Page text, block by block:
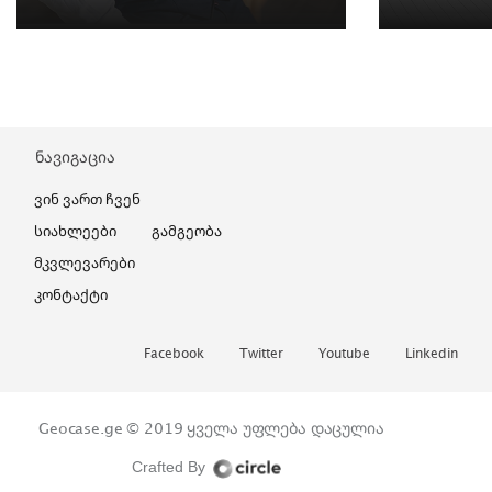
ნავიგაცია
Ვინ Ვართ Ჩვენ
Სიახლეები
Გამგეობა
Მკვლევარები
Კონტაქტი
Facebook Twitter Youtube Linkedin
Geocase.ge © 2019 ყველა უფლება დაცულია
Crafted By